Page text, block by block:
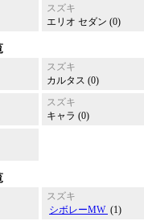
スズキ
エリオ セダン (0)
スズキ
カルタス (0)
スズキ
キャラ (0)
スズキ
シボレーMW (1)